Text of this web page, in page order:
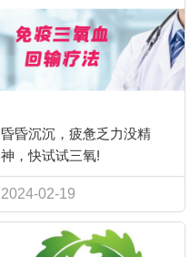
昏昏沉沉，疲惫乏力没精
神，快试试三氧!
2024-02-19